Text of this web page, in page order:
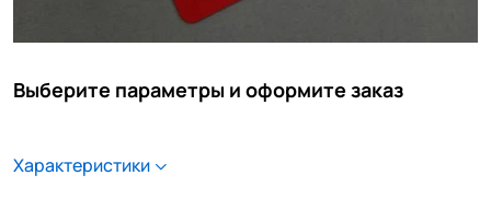
Выберите параметры и оформите заказ
Характеристики